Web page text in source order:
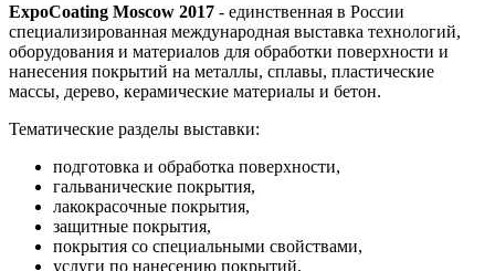
ExpoCoating Moscow 2017 - единственная в России
специализированная международная выставка технологий,
оборудования и материалов для обработки поверхности и
нанесения покрытий на металлы, сплавы, пластические
массы, дерево, керамические материалы и бетон.
Тематические разделы выставки:
подготовка и обработка поверхности,
гальванические покрытия,
лакокрасочные покрытия,
защитные покрытия,
покрытия со специальными свойствами,
услуги по нанесению покрытий,